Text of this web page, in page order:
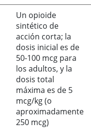
Un opioide
sintético de
acción corta; la
dosis inicial es de
50-100 mcg para
los adultos, y la
dosis total
máxima es de 5
mcg/kg (o
aproximadamente
250 mcg)